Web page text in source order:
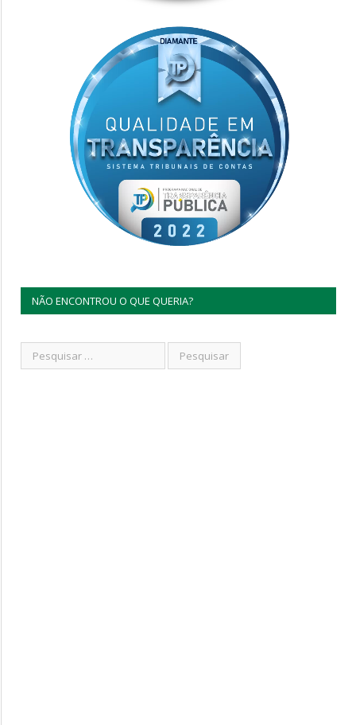
NÃO ENCONTROU O QUE QUERIA?